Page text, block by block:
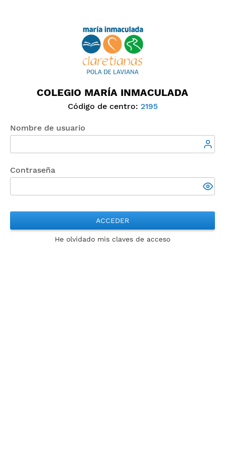
COLEGIO MARÍA INMACULADA
Código de centro: 2195
Nombre de usuario
Contraseña
ACCEDER
He olvidado mis claves de acceso